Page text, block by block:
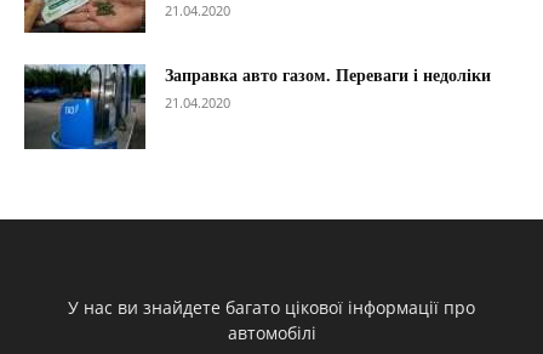
21.04.2020
Заправка авто газом. Переваги і недоліки
21.04.2020
У нас ви знайдете багато цікової інформації про
автомобілі